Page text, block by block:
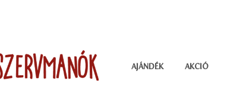
AJÁNDÉK AKCIÓ